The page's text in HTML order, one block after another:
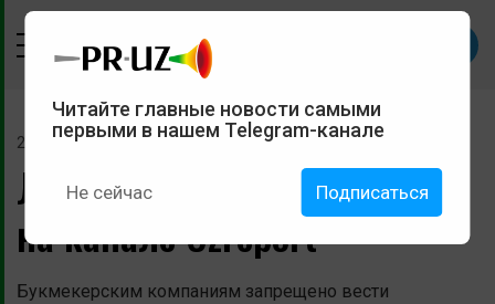
Читайте главные новости самыми
первыми в нашем Telegram-канале
Не сейчас Подписаться
23 мая 2022
Логотип 1xBet был замечен
на канале Uzreport
Букмекерским компаниям запрещено вести